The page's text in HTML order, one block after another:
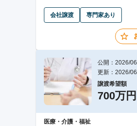
会社譲渡 専門家あり
公開：2026/
更新：2026/
譲渡希望額
700万円
医療・介護・福祉